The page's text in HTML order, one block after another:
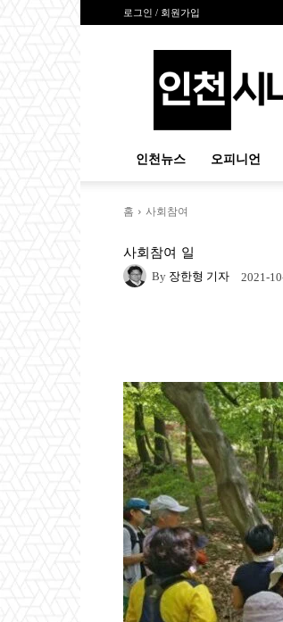
로그인 / 회원가입
인천뉴스 오피니언
홈 사회참여
사회참여 일
By 장한형 기자 2021-